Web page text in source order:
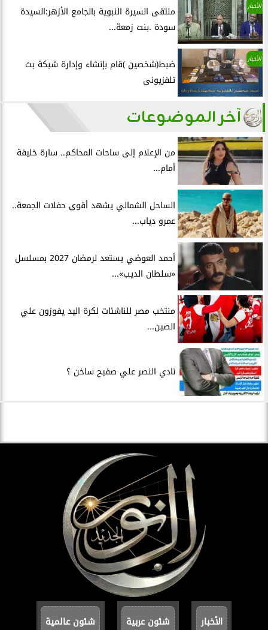
الأخبار
ملتقى السيرة النبوية بالجامع الأزهر:السيدة
سودة .بنت زمعة...
الأخبار
ضبط(شخصين )قام بإنشاء وإدارة شبكة بث
تلفزيونى
آخر الموضوعات
من الإعلام إلى ساحات المحاكم.. سارة خليفة
أمام...
الساحل الشمالي يشهد أقوى حفلات الجمعة..
عمرو دياب...
أحمد العوضي يستعد لرمضان 2027 بمسلسل
«سلطان الديب»...
منتخب مصر للناشئات لكرة اليد يفوزون علي
الصين...
نادي النصر علي صفيح ساخن ؟
الأخبار شئون عربية شئون عالمية